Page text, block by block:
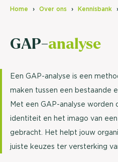
Home Over ons Kennisbank
GAP-analyse
Een GAP-analyse is een
maken tussen een bestaande
Met een GAP-analyse worden
identiteit en het imago van
gebracht. Het helpt jouw
juiste keuzes ter versterking